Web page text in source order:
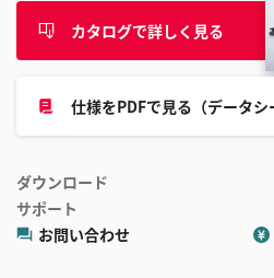
カタログで詳しく見る
仕様をPDFで見る（データシ
ダウンロード
サポート
お問い合わせ